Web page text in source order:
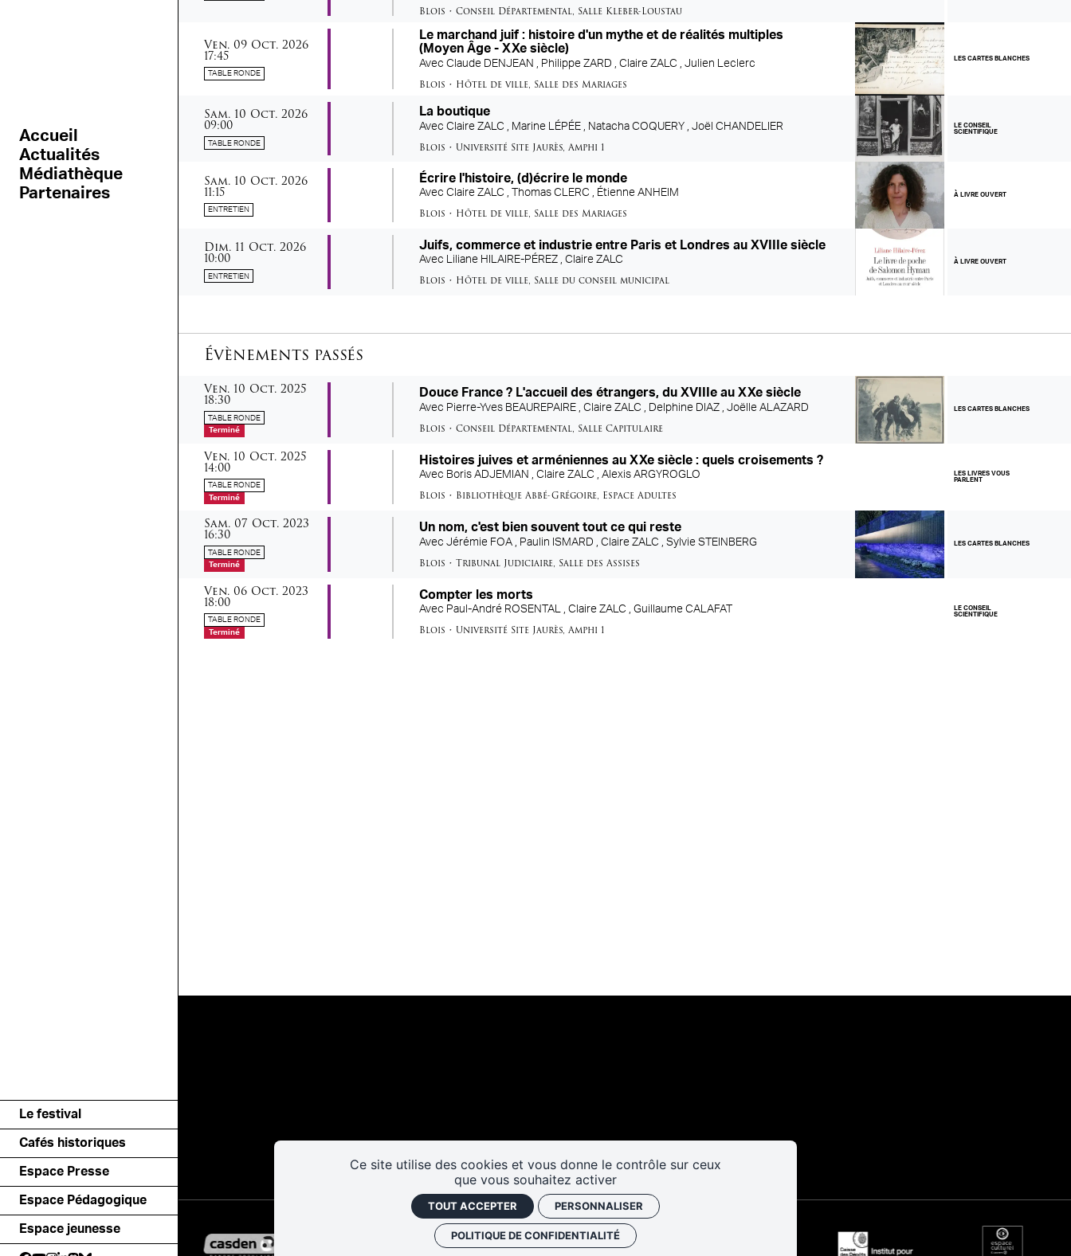
Ce site utilise des cookies et vous donne le contrôle sur ceux
que vous souhaitez activer
TOUT ACCEPTER PERSONNALISER
POLITIQUE DE CONFIDENTIALITÉ
Accueil
Actualités
Médiathèque
Partenaires
Le festival
Cafés historiques
Espace Presse
Espace Pédagogique
Espace jeunesse
Blois •Conseil Départemental, Salle Kleber-Loustau
vendredi
Ven. 09 octobre
Oct. 2026
17:45
TABLE RONDE
Le marchand juif : histoire d'un mythe et de réalités multiples
(Moyen Âge - XXe siècle)
AvecClaude DENJEAN , Philippe ZARD ,Claire ZALC ,Julien Leclerc
Blois • Hôtel de ville, Salle des Mariages
LES CARTES BLANCHES
samedi
Sam. 10 octobre
Oct. 2026
09:00
TABLE RONDE
La boutique
AvecClaire ZALC , Marine LÉPÉE , Natacha COQUERY ,Joël CHANDELIER
Blois •Université Site Jaurès,Amphi 1
LE CONSEIL
SCIENTIFIQUE
samedi
Sam. 10 octobre
Oct. 2026
11:15
ENTRETIEN
Écrire l'histoire, (d)écrire le monde
AvecClaire ZALC , Thomas CLERC , Étienne ANHEIM
Blois • Hôtel de ville, Salle des Mariages
À LIVRE OUVERT
dimanche
Dim. 11 octobre
Oct. 2026
10:00
ENTRETIEN
Juifs, commerce et industrie entre Paris et Londres au XVIIIe siècle
Avec Liliane HILAIRE-PÉREZ ,Claire ZALC
Blois • Hôtel de ville, Salle du conseil municipal
À LIVRE OUVERT
Évènements passés
vendredi
Ven. 10 octobre
Oct. 2025
18:30
TABLE RONDE
Terminé
Douce France ? L'accueil des étrangers, du XVIIIe au XXe siècle
Avec Pierre-Yves BEAUREPAIRE ,Claire ZALC , Delphine DIAZ ,Joëlle ALAZARD
Blois •Conseil Départemental, Salle Capitulaire
LES CARTES BLANCHES
vendredi
Ven. 10 octobre
Oct. 2025
14:00
TABLE RONDE
Terminé
Histoires juives et arméniennes au XXe siècle : quels croisements ?
Avec Boris ADJEMIAN ,Claire ZALC ,Alexis ARGYROGLO
Blois • Bibliothèque Abbé-Grégoire, Espace Adultes
LES LIVRES VOUS
PARLENT
samedi
Sam. 07 octobre
Oct. 2023
16:30
TABLE RONDE
Terminé
Un nom, c'est bien souvent tout ce qui reste
AvecJérémie FOA , Paulin ISMARD ,Claire ZALC ,Sylvie STEINBERG
Blois •Tribunal Judiciaire, Salle des Assises
LES CARTES BLANCHES
vendredi
Ven. 06 octobre
Oct. 2023
18:00
TABLE RONDE
Terminé
Compter les morts
Avec Paul-André ROSENTAL ,Claire ZALC ,Guillaume CALAFAT
Blois •Université Site Jaurès,Amphi 1
LE CONSEIL
SCIENTIFIQUE